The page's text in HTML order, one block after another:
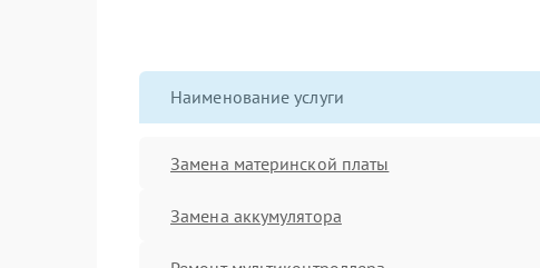
Наименование услуги
Замена материнской платы
Замена аккумулятора